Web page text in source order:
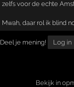
zelfs voor de echte
Mwah, daar rol ik blind
Deel je mening! Log in
Bekijk in